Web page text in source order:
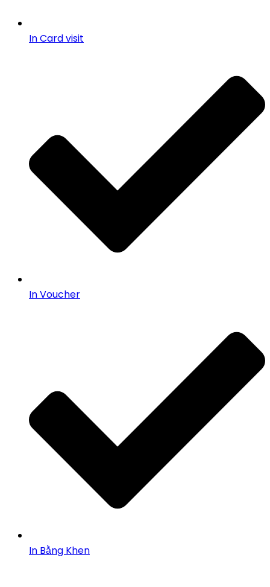
In Card visit
In Voucher
In Bằng Khen